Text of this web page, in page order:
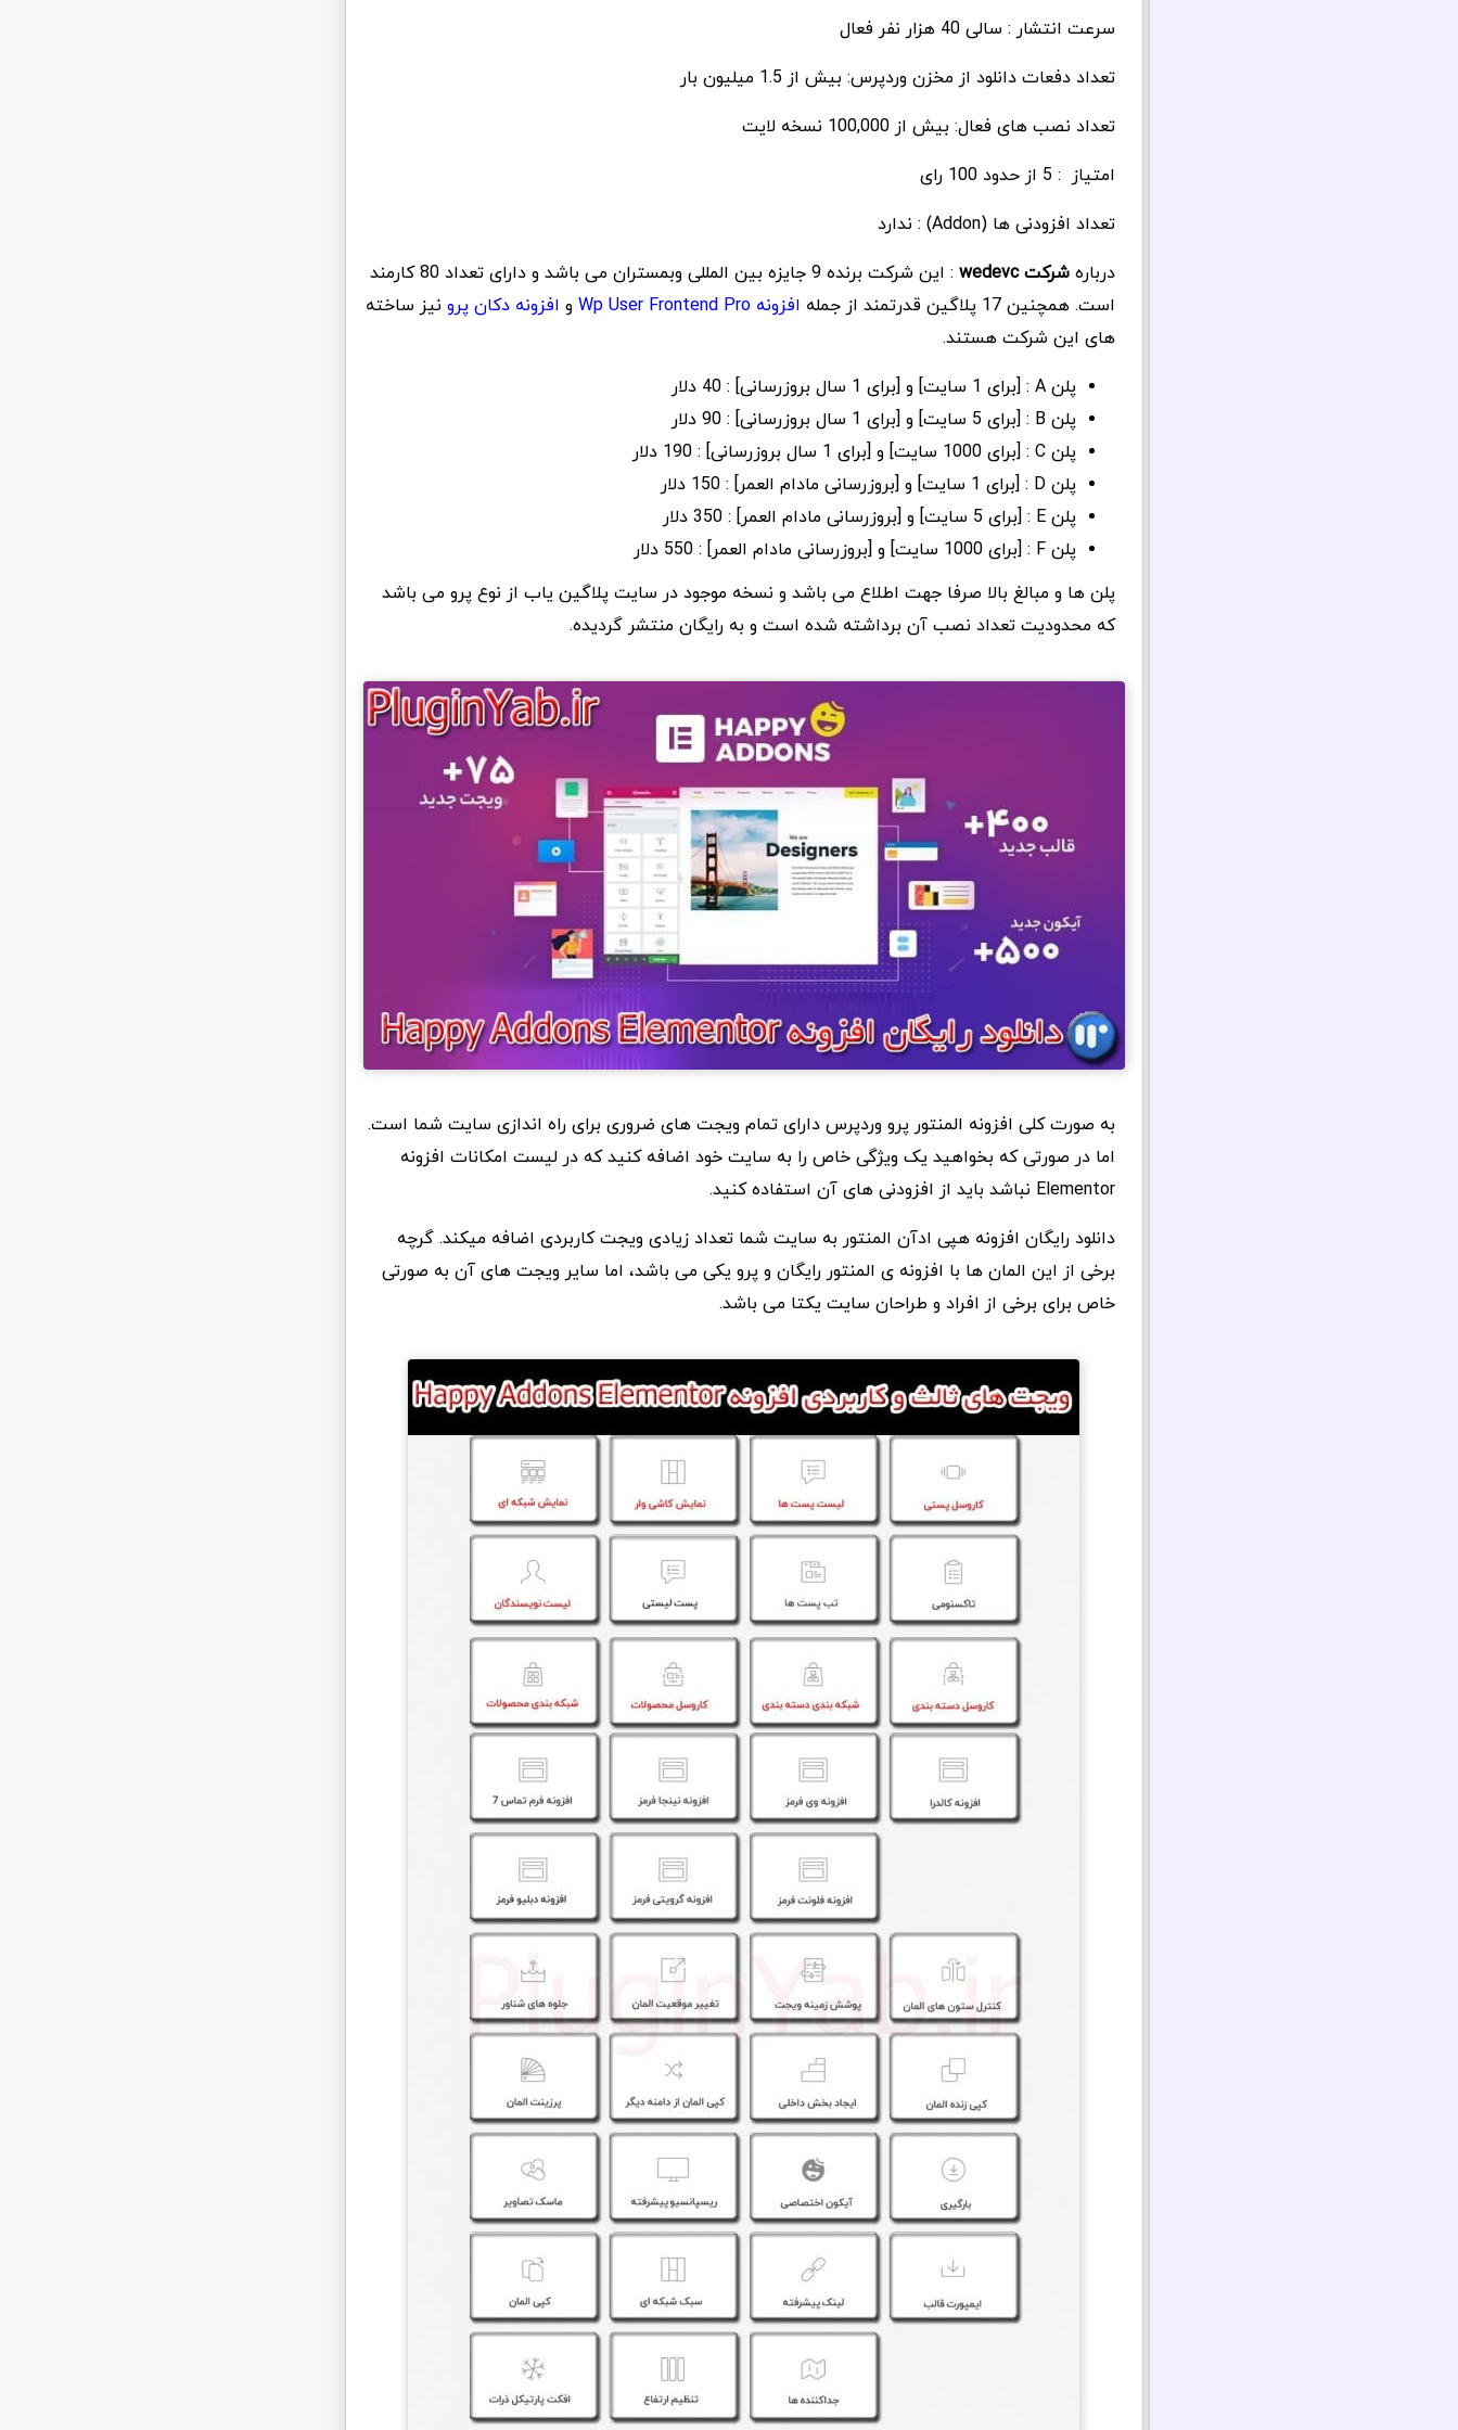
سرعت انتشار : سالی 40 هزار نفر فعال
تعداد دفعات دانلود از مخزن وردپرس: بیش از 1.5 میلیون بار
تعداد نصب های فعال: بیش از 100,000 نسخه لایت
امتیاز : 5 از حدود 100 رای
تعداد افزودنی ها (Addon) : ندارد
درباره شرکت wedevc
: این شرکت برنده 9 جایزه بین المللی وبمستران می باشد و دارای تعداد 80 کارمند
است. همچنین 17 پلاگین قدرتمند از جمله
افزونه Wp User Frontend Pro و افزونه دکان پرو نیز ساخته
های این شرکت هستند.
پلن A : [برای 1 سایت] و [برای 1 سال بروزرسانی] : 40 دلار
پلن B : [برای 5 سایت] و [برای 1 سال بروزرسانی] : 90 دلار
پلن C : [برای 1000 سایت] و [برای 1 سال بروزرسانی] : 190 دلار
پلن D : [برای 1 سایت] و [بروزرسانی مادام العمر] : 150 دلار
پلن E : [برای 5 سایت] و [بروزرسانی مادام العمر] : 350 دلار
پلن F : [برای 1000 سایت] و [بروزرسانی مادام العمر] : 550 دلار
پلن ها و مبالغ بالا صرفا جهت اطلاع می باشد و نسخه موجود در سایت پلاگین یاب از نوع پرو می باشد
که محدودیت تعداد نصب آن برداشته شده است و به رایگان منتشر گردیده.
به صورت کلی افزونه المنتور پرو وردپرس دارای تمام ویجت های ضروری برای راه اندازی سایت شما است.
اما در صورتی که بخواهید یک ویژگی خاص را به سایت خود اضافه کنید که در لیست امکانات افزونه
Elementor نباشد باید از افزودنی های آن استفاده کنید.
دانلود رایگان افزونه هپی ادآن المنتور به سایت شما تعداد زیادی ویجت کاربردی اضافه میکند. گرچه
برخی از این المان ها با افزونه ی المنتور رایگان و پرو یکی می باشد، اما سایر ویجت های آن به صورتی
خاص برای برخی از افراد و طراحان سایت یکتا می باشد.